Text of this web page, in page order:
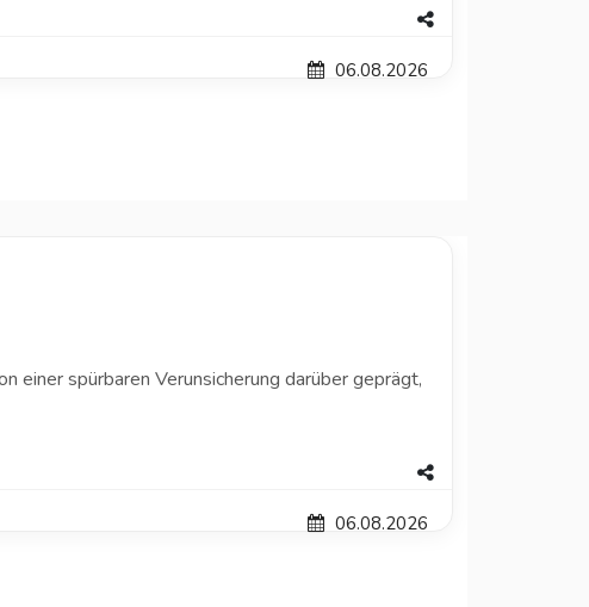
06.08.2026
einer spürbaren Verunsicherung darüber geprägt,
06.08.2026